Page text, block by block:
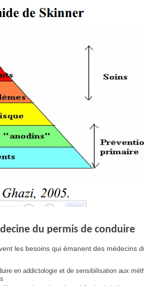
du permis de conduire
les besoins qui émanent des médecins
en addictologie et de sensibilisation aux